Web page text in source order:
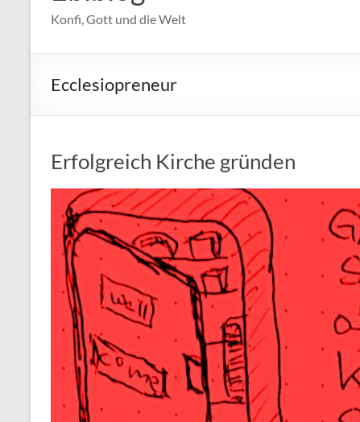
Konfi, Gott und die Welt
Ecclesiopreneur
Erfolgreich Kirche gründen